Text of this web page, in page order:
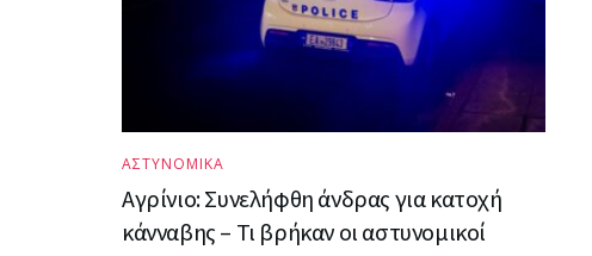
ΑΣΤΥΝΟΜΙΚΑ
Αγρίνιο: Συνελήφθη άνδρας για κατοχή
κάνναβης – Τι βρήκαν οι αστυνομικοί